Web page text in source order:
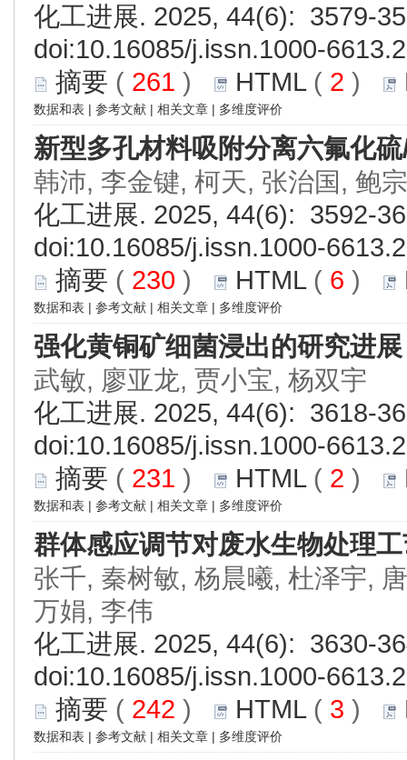
化工进展. 2025, 44(6): 3579-
doi:10.16085/j.issn.1000-
摘要 ( 261 ) HTML( 2 )
数据和表 | 参考文献 | 相关文章 | 多维度评价
新型多孔材料吸附分离六氟化
韩沛, 李金键, 柯天, 张治国, 鲍
化工进展. 2025, 44(6): 3592-
doi:10.16085/j.issn.1000-
摘要 ( 230 ) HTML( 6 )
数据和表 | 参考文献 | 相关文章 | 多维度评价
强化黄铜矿细菌浸出的研究进展
武敏, 廖亚龙, 贾小宝, 杨双宇
化工进展. 2025, 44(6): 3618-
doi:10.16085/j.issn.1000-
摘要 ( 231 ) HTML( 2 )
数据和表 | 参考文献 | 相关文章 | 多维度评价
群体感应调节对废水生物处理
张千, 秦树敏, 杨晨曦, 杜泽宇,
万娟, 李伟
化工进展. 2025, 44(6): 3630-
doi:10.16085/j.issn.1000-
摘要 ( 242 ) HTML( 3 )
数据和表 | 参考文献 | 相关文章 | 多维度评价